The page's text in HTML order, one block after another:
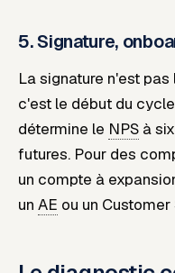
5. Signature,
La signature n'est
c'est le début du
détermine le NPS à
futures. Pour des
un compte à
un AE ou un